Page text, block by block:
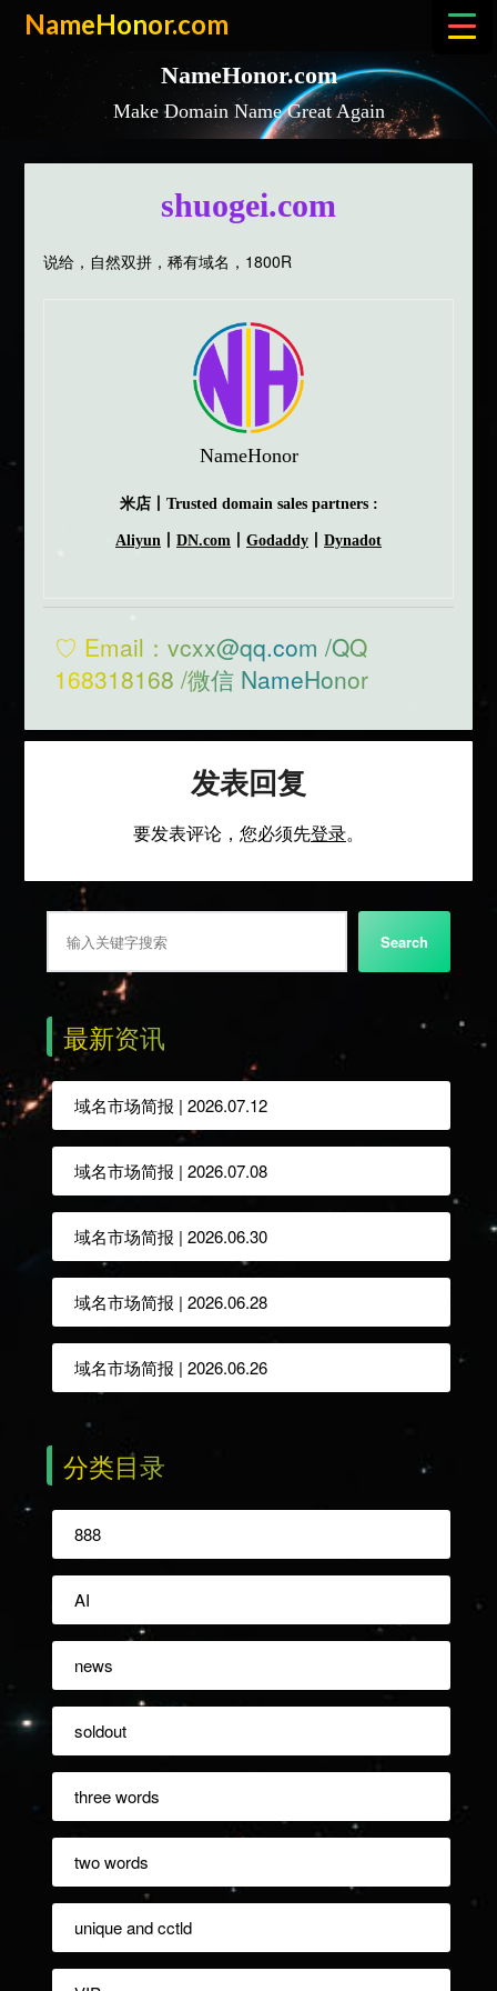
Skip
content
NameHonor.com
NameHonor.com
Make Domain Name Great Again
shuogei.com
说给，自然双拼，稀有域名，1800R
NameHonor
米店丨Trusted domain sales partners :
Aliyun DN.com Godaddy Dynadot
♡ Email：vcxx@qq.com /QQ
168318168 /微信 NameHonor
发表回复
要发表评论，您必须先登录。
Search
最新资讯
域名市场简报 | 2026.07.12
域名市场简报 | 2026.07.08
域名市场简报 | 2026.06.30
域名市场简报 | 2026.06.28
域名市场简报 | 2026.06.26
分类目录
888
AI
news
soldout
three words
two words
unique and cctld